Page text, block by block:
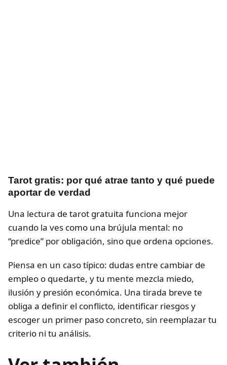
Tarot gratis: por qué atrae tanto y qué puede
aportar de verdad
Una lectura de tarot gratuita funciona mejor
cuando la ves como una brújula mental: no
“predice” por obligación, sino que ordena opciones.
Piensa en un caso típico: dudas entre cambiar de
empleo o quedarte, y tu mente mezcla miedo,
ilusión y presión económica. Una tirada breve te
obliga a definir el conflicto, identificar riesgos y
escoger un primer paso concreto, sin reemplazar tu
criterio ni tu análisis.